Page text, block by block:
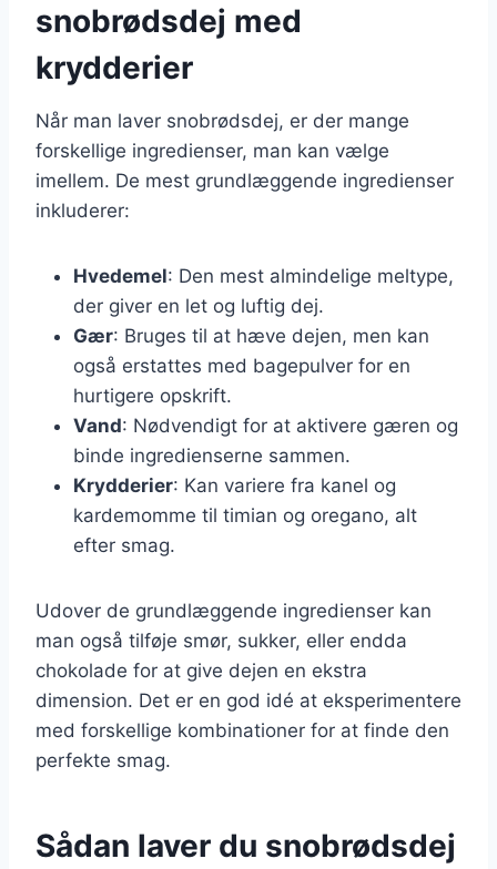
snobrødsdej med
krydderier
Når man laver snobrødsdej, er der mange
forskellige ingredienser, man kan vælge
imellem. De mest grundlæggende ingredienser
inkluderer:
Hvedemel: Den mest almindelige meltype,
der giver en let og luftig dej.
Gær: Bruges til at hæve dejen, men kan
også erstattes med bagepulver for en
hurtigere opskrift.
Vand: Nødvendigt for at aktivere gæren og
binde ingredienserne sammen.
Krydderier: Kan variere fra kanel og
kardemomme til timian og oregano, alt
efter smag.
Udover de grundlæggende ingredienser kan
man også tilføje smør, sukker, eller endda
chokolade for at give dejen en ekstra
dimension. Det er en god idé at eksperimentere
med forskellige kombinationer for at finde den
perfekte smag.
Sådan laver du snobrødsdej